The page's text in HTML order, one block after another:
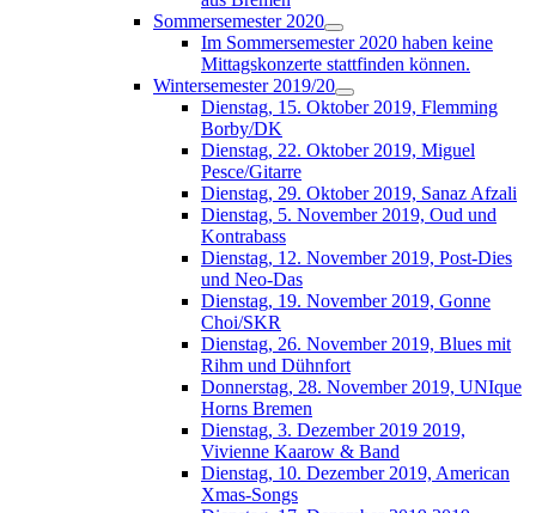
Sommersemester 2020
Im Sommersemester 2020 haben keine
Mittagskonzerte stattfinden können.
Wintersemester 2019/20
Dienstag, 15. Oktober 2019, Flemming
Borby/DK
Dienstag, 22. Oktober 2019, Miguel
Pesce/Gitarre
Dienstag, 29. Oktober 2019, Sanaz Afzali
Dienstag, 5. November 2019, Oud und
Kontrabass
Dienstag, 12. November 2019, Post-Dies
und Neo-Das
Dienstag, 19. November 2019, Gonne
Choi/SKR
Dienstag, 26. November 2019, Blues mit
Rihm und Dühnfort
Donnerstag, 28. November 2019, UNIque
Horns Bremen
Dienstag, 3. Dezember 2019 2019,
Vivienne Kaarow & Band
Dienstag, 10. Dezember 2019, American
Xmas-Songs